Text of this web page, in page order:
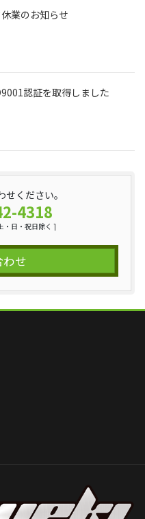
業のお知らせ
認証を取得しました
ください。
4318
・日・祝日除く ]
わせ